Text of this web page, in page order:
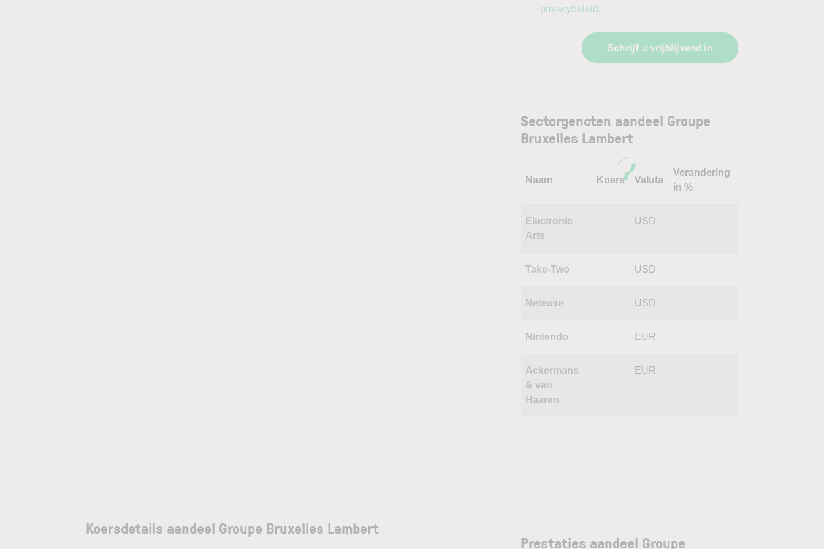
privacybeleid .
Schrijf u vrijblijvend in
Sectorgenoten aandeel Groupe
Bruxelles Lambert
Naam Koers Valuta
Verandering
in %
Electronic
Arts
USD
Take-Two USD
Netease USD
Nintendo EUR
Ackermans
& van
Haaren
EUR
Koersdetails aandeel Groupe Bruxelles Lambert
Prestaties aandeel Groupe